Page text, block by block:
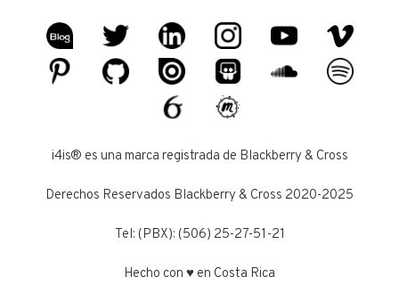
i4is® es una marca registrada de Blackberry & Cross
Derechos Reservados Blackberry & Cross 2020-2025
Tel: (PBX): (506) 25-27-51-21
Hecho con ♥ en Costa Rica